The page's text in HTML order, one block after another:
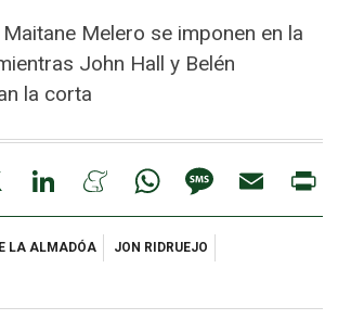
Melero se imponen en la
John Hall y Belén
la corta
LinkedIn MeneameWhatsAppMessageEmail
LA ALMADÓA
JON RIDRUEJO